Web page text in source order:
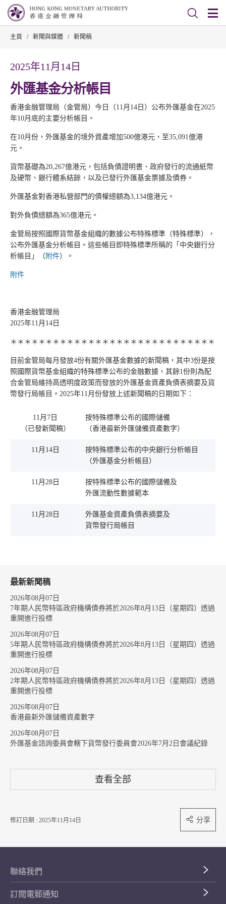
主頁 / 新聞與媒體 / 新聞稿
2025年11月14日
外匯基金分析帳目
香港金融管理局（金管局）今日（11月14日）公布外匯基金在2025
年10月底的主要分析帳目。
在10月份，外匯基金的境外資產增加500億港元，至35,091億港
元。
貨幣基礎為20,267億港元，包括負債證明書、政府發行的流通紙幣
及硬幣、銀行體系結餘，以及已發行外匯基金票據及債券。
外匯基金對香港私營部門的債權總額為3,134億港元。
對外負債總額為365億港元。
金管局按照國際貨幣基金組織的數據公布特殊標準（特殊標準），
公布外匯基金分析帳目。這些帳目即特殊標準所稱的「中央銀行分
析帳目」（ 附件）。
附件
香港金融管理局
2025年11月14日
＊＊＊＊＊＊＊＊＊＊＊＊＊＊＊＊＊＊＊＊＊＊＊＊＊＊＊＊＊
目前金管局每月發放4份有關外匯基金數據的新聞稿，其中3份是按
照國際貨幣基金組織的特殊標準公布的金融數據，其餘1份則為配
合金管局維持高透明度政策而發放的外匯基金資產負債表摘要及貨
幣發行局帳目。2025年11月份發放上述新聞稿的日期如下：
11月7日
（已發新聞稿）
按特殊標準公布的國際儲備
（香港最新外匯儲備資產數字）
11月14日
按特殊標準公布的中央銀行分析帳目
（外匯基金分析帳目）
11月28日
按特殊標準公布的國際儲備及
外匯流動性數據範本
11月28日
外匯基金資產負債表摘要及
貨幣發行局帳目
最新新聞稿
2026年08月07日
7年期人民幣特區政府機構債券將於2026年8月13日（星期四）透過
重開進行投標
2026年08月07日
5年期人民幣特區政府機構債券將於2026年8月13日（星期四）透過
重開進行投標
2026年08月07日
2年期人民幣特區政府機構債券將於2026年8月13日（星期四）透過
重開進行投標
2026年08月07日
香港最新外匯儲備資產數字
2026年08月07日
外匯基金諮詢委員會轄下貨幣發行委員會2026年7月2日會議紀錄
查看全部
修訂日期 : 2025年11月14日 分享
聯絡我們
訂閱電郵通知